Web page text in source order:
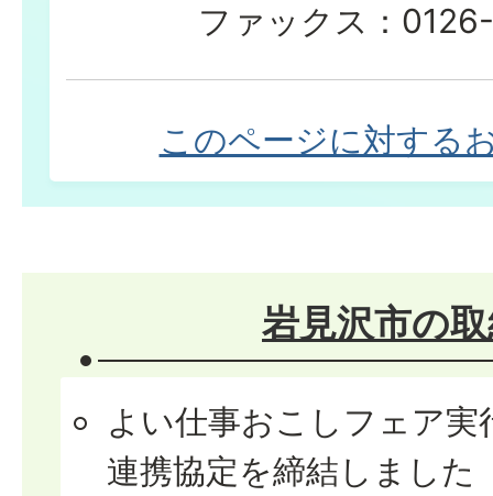
ファックス：
このページに対する
岩見沢市の
よい仕事おこしフェア実
連携協定を締結しました